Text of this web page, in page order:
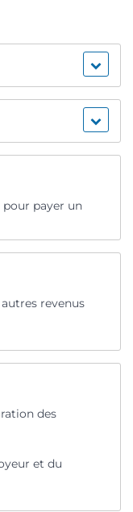
pour payer un
revenus
des
et du